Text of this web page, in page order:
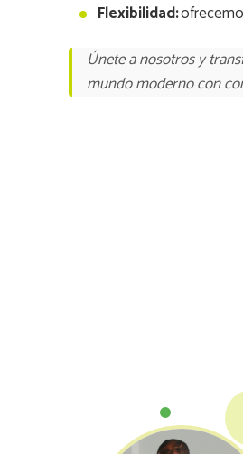
Flexibilidad:
Únete a nosotros y
mundo moderno con